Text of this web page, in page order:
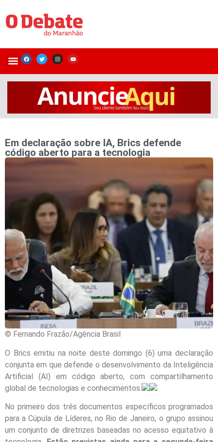
Em declaração sobre IA, Brics defende
código aberto para a tecnologia
© Fernando Frazão/Agência Brasil
O Brics emitiu na noite deste domingo (6) uma declaração
conjunta em que defende o desenvolvimento da Inteligência
Artificial (AI) em código aberto, com compartilhamento
global de tecnologias e conhecimentos.
No primeiro dos três documentos específicos programados
para a Cúpula de Líderes, no Rio de Janeiro, o grupo assinou
um conjunto de diretrizes baseadas no acesso equitativo à